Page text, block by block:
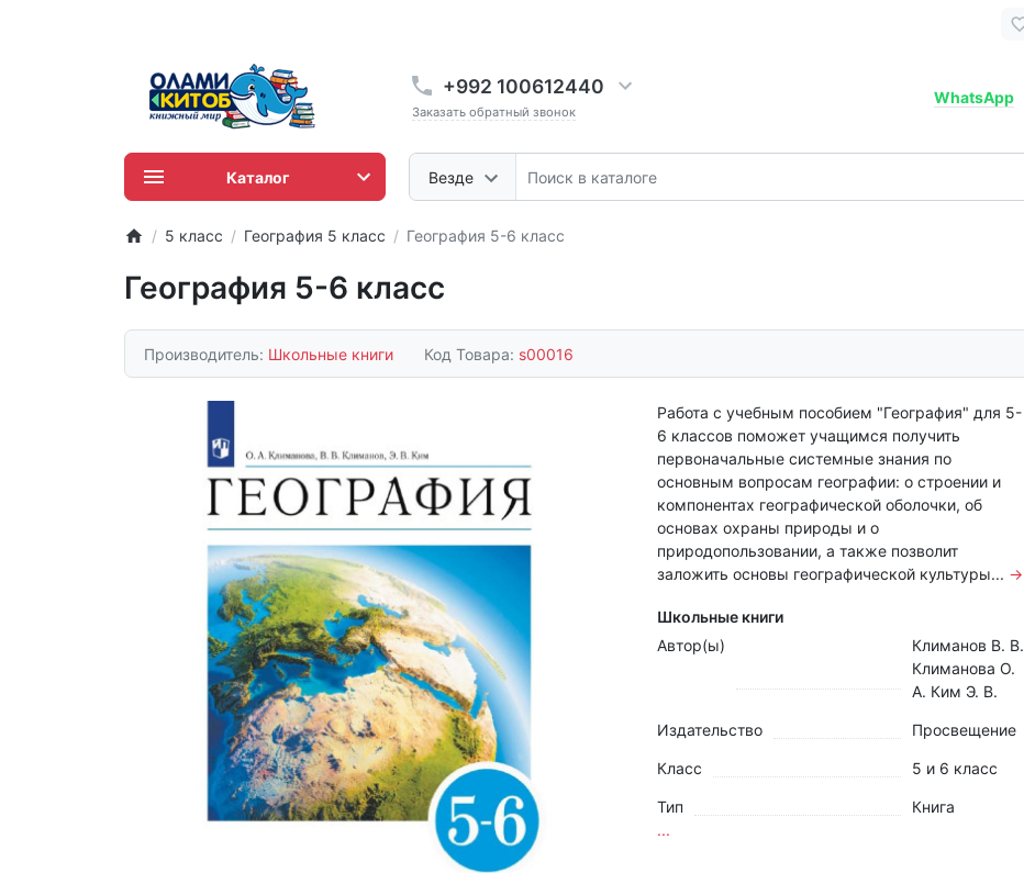
+992 100612440
Заказать обратный звонок
Везде
WhatsApp
Каталог
5 класс География 5 класс География 5-6 класс
География 5-6 класс
Производитель: Школьные книги Код Товара: s00016
Работа с учебным пособием "География" для 5-
6 классов поможет учащимся получить
первоначальные системные знания по
основным вопросам географии: о строении и
компонентах географической оболочки, об
основах охраны природы и о
природопользовании, а также позволит
заложить основы географической культуры... →
Школьные книги
Автор(ы)
Климанов В. В.
Климанова О.
А. Ким Э. В.
Издательство Просвещение
Класс 5 и 6 класс
Тип
Книга
...